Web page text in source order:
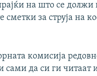
на што се должи
сметки за струја на
комисија
сами да си ги читаат